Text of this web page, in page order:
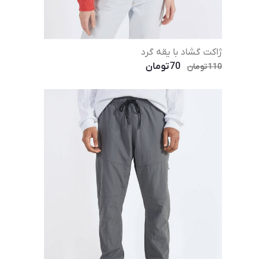
ژاکت گشاد با یقه گرد
110تومان 70تومان